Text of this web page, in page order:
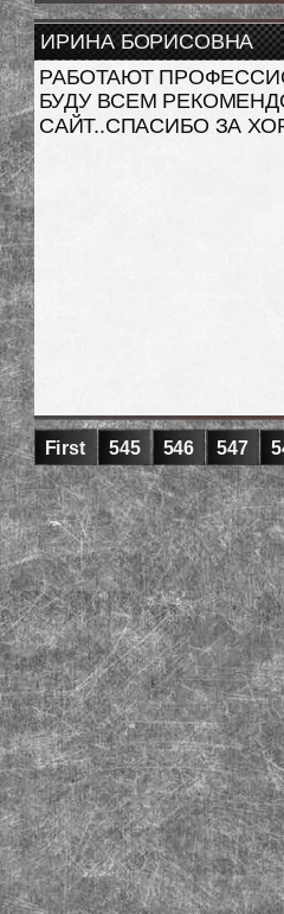
ИРИНА БОРИСОВНА
РАБОТАЮТ
БУДУ ВСЕМ
САЙТ..СПАСИБО ЗА
First 545 546 547